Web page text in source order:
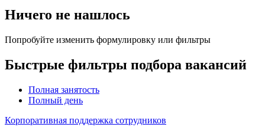
Ничего не нашлось
Попробуйте изменить формулировку или фильтры
Быстрые фильтры подбора вакансий
Полная занятость
Полный день
Корпоративная поддержка сотрудников